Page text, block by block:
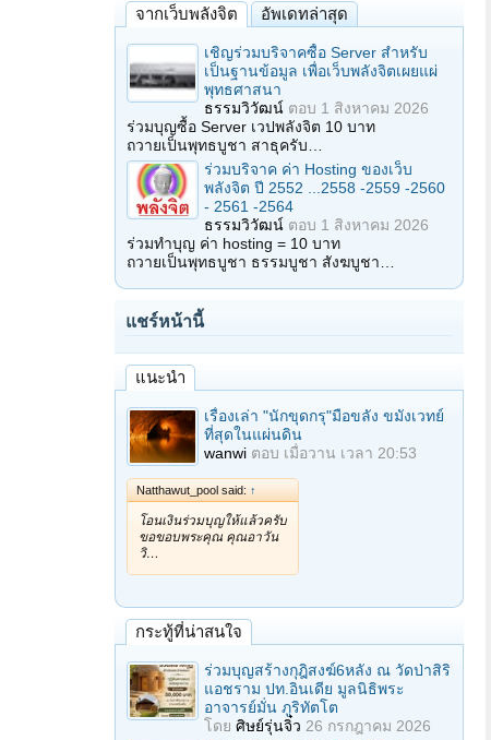
จากเว็บพลังจิต อัพเดทล่าสุด
เชิญร่วมบริจาคซื้อ Server สำหรับ
เป็นฐานข้อมูล เพื่อเว็บพลังจิตเผยแผ่
พุทธศาสนา
ธรรมวิวัฒน์ ตอบ 1 สิงหาคม 2026
ร่วมบุญซื้อ Server เวปพลังจิต 10 บาท
ถวายเป็นพุทธบูชา สาธุครับ…
ร่วมบริจาค ค่า Hosting ของเว็บ
พลังจิต ปี 2552 ...2558 -2559 -2560
- 2561 -2564
ธรรมวิวัฒน์ ตอบ 1 สิงหาคม 2026
ร่วมทำบุญ ค่า hosting = 10 บาท
ถวายเป็นพุทธบูชา ธรรมบูชา สังฆบูชา…
แชร์หน้านี้
แนะนำ
เรื่องเล่า "นักขุดกรุ"มือขลัง ขมังเวทย์
ที่สุดในแผ่นดิน
wanwi ตอบ เมื่อวาน เวลา 20:53
Natthawut_pool said: ↑
โอนเงินร่วมบุญให้แล้วครับ
ขอขอบพระคุณ คุณอาวัน
วิ…
กระทู้ที่น่าสนใจ
ร่วมบุญสร้างกุฎิสงฆ์6หลัง ณ วัดป่าสิริ
แอชราม ปท.อินเดีย มูลนิธิพระ
อาจารย์มั่น ภูริทัตโต
โดย ศิษย์รุ่นจิ๋ว 26 กรกฎาคม 2026